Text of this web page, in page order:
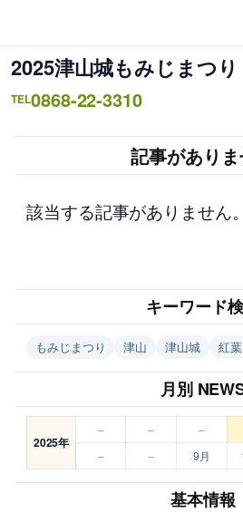
を
ス
キ
2025津山城もみじまつり
TEL0868-22-3310
記事があり
該当する記事がありません。
キーワード
もみじまつり 津山 津山城 紅葉
月別
2025年
– – –
–
– 9月
基本情報